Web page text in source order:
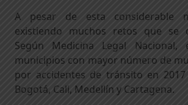
A pesar de esta considerable
existiendo muchos retos que se
Según Medicina Legal
municipios con mayor número de
por accidentes de tránsito en
Bogotá, Cali, Medellín y Cartagena.